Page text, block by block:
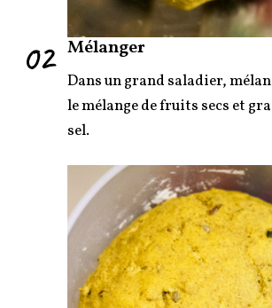
02 Mélanger
Dans un grand saladier,
le mélange de fruits secs et
sel.